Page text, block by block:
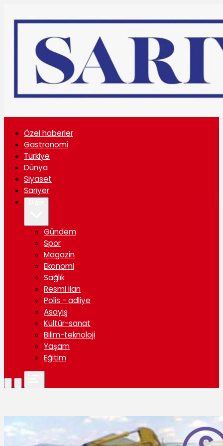
Özel haberler
Gastronomi
Türkiye
Dünya
Siyaset
Sarıyer
Gündem
Spor
Magazin
Ekonomi
Sağlık
Resmi ilan
Polis - adliye
Asayiş
Kültür-sanat
Bilim-teknoloji
Yaşam
Eğitim